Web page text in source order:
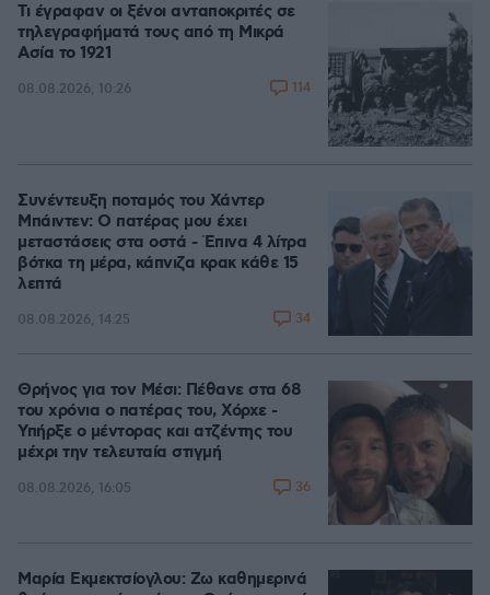
Τι έγραφαν οι ξένοι ανταποκριτές σε
τηλεγραφήματά τους από τη Μικρά
Ασία το 1921
08.08.2026, 10:26 114
Συνέντευξη ποταμός του Χάντερ
Μπάιντεν: Ο πατέρας μου έχει
μεταστάσεις στα οστά - Έπινα 4 λίτρα
βότκα τη μέρα, κάπνιζα κρακ κάθε 15
λεπτά
08.08.2026, 14:25 34
Θρήνος για τον Μέσι: Πέθανε στα 68
του χρόνια ο πατέρας του, Χόρχε -
Υπήρξε ο μέντορας και ατζέντης του
μέχρι την τελευταία στιγμή
08.08.2026, 16:05 36
Μαρία Εκμεκτσίογλου: Ζω καθημερινά